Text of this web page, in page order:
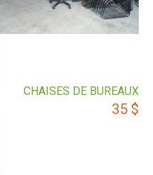
CHAISES DE BUREAUX
35 $